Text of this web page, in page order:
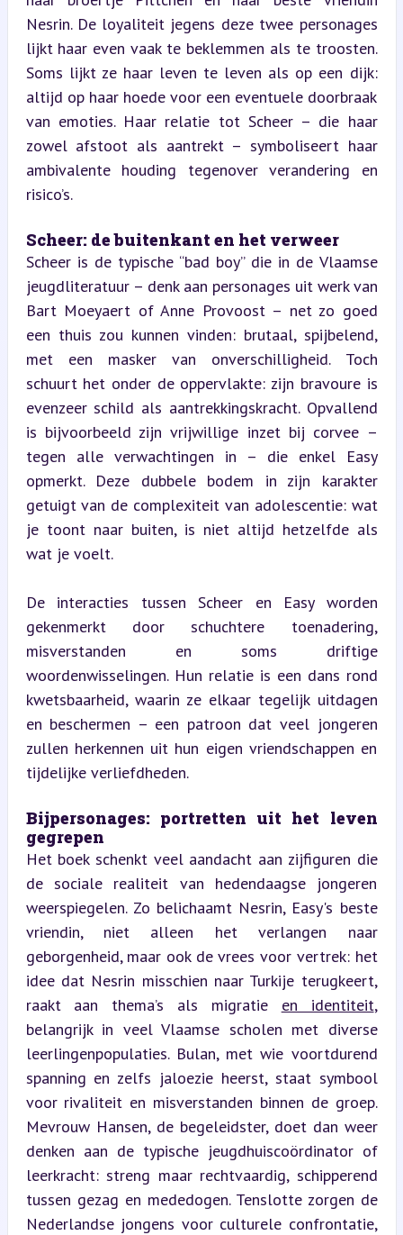
Nesrin. De loyaliteit jegens deze twee personages
lijkt haar even vaak te beklemmen als te troosten.
Soms lijkt ze haar leven te leven als op een dijk:
altijd op haar hoede voor een eventuele doorbraak
van emoties. Haar relatie tot Scheer – die haar
zowel afstoot als aantrekt – symboliseert haar
ambivalente houding tegenover verandering en
risico’s.
Scheer: de buitenkant en het verweer
Scheer is de typische “bad boy” die in de Vlaamse
jeugdliteratuur – denk aan personages uit werk van
Bart Moeyaert of Anne Provoost – net zo goed
een thuis zou kunnen vinden: brutaal, spijbelend,
met een masker van onverschilligheid. Toch
schuurt het onder de oppervlakte: zijn bravoure is
evenzeer schild als aantrekkingskracht. Opvallend
is bijvoorbeeld zijn vrijwillige inzet bij corvee –
tegen alle verwachtingen in – die enkel Easy
opmerkt. Deze dubbele bodem in zijn karakter
getuigt van de complexiteit van adolescentie: wat
je toont naar buiten, is niet altijd hetzelfde als
wat je voelt.
De interacties tussen Scheer en Easy worden
gekenmerkt door schuchtere toenadering,
misverstanden en soms driftige
woordenwisselingen. Hun relatie is een dans rond
kwetsbaarheid, waarin ze elkaar tegelijk uitdagen
en beschermen – een patroon dat veel jongeren
zullen herkennen uit hun eigen vriendschappen en
tijdelijke verliefdheden.
Bijpersonages: portretten uit het leven
gegrepen
Het boek schenkt veel aandacht aan zijfiguren die
de sociale realiteit van hedendaagse jongeren
weerspiegelen. Zo belichaamt Nesrin, Easy's beste
vriendin, niet alleen het verlangen naar
geborgenheid, maar ook de vrees voor vertrek: het
idee dat Nesrin misschien naar Turkije terugkeert,
raakt aan thema’s als migratie en identiteit,
belangrijk in veel Vlaamse scholen met diverse
leerlingenpopulaties. Bulan, met wie voortdurend
spanning en zelfs jaloezie heerst, staat symbool
voor rivaliteit en misverstanden binnen de groep.
Mevrouw Hansen, de begeleidster, doet dan weer
denken aan de typische jeugdhuiscoördinator of
leerkracht: streng maar rechtvaardig, schipperend
tussen gezag en mededogen. Tenslotte zorgen de
Nederlandse jongens voor culturele confrontatie,